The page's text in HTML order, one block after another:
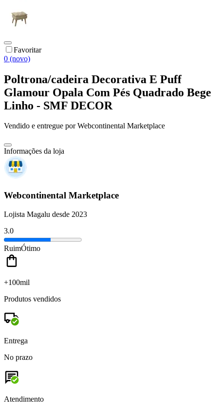
Favoritar
0 (novo)
Poltrona/cadeira Decorativa E Puff
Glamour Opala Com Pés Quadrado Bege
Linho - SMF DECOR
Vendido e entregue por Webcontinental Marketplace
Informações da loja
Webcontinental Marketplace
Lojista Magalu desde 2023
3.0
RuimÓtimo
+100mil
Produtos vendidos
Entrega
No prazo
Atendimento